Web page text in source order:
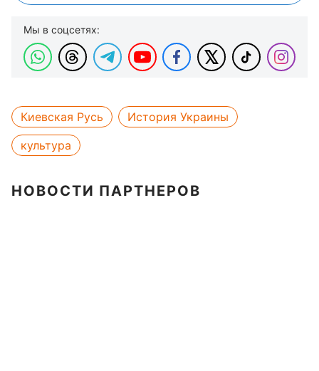
Мы в соцсетях:
Киевская Русь
История Украины
культура
НОВОСТИ ПАРТНЕРОВ